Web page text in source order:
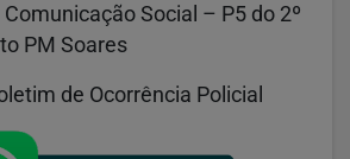
Social – P5 do 2º
PM Soares
de Ocorrência Policial